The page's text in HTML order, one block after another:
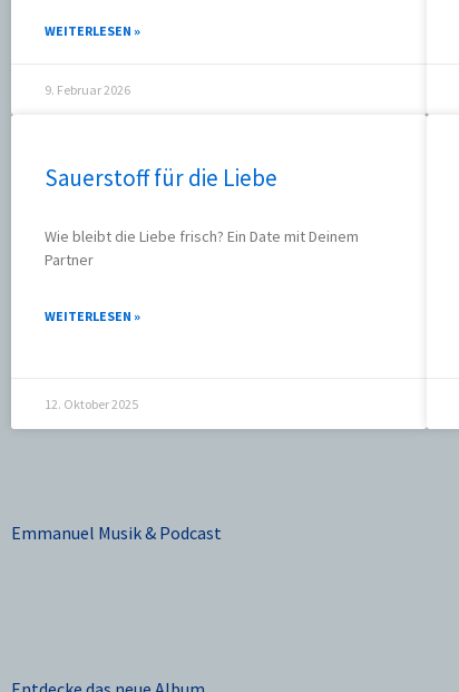
WEITERLESEN »
9. Februar 2026
Sauerstoff für die Liebe
Wie bleibt die Liebe frisch? Ein Date mit Deinem
Partner
WEITERLESEN »
12. Oktober 2025
Emmanuel Musik & Podcast